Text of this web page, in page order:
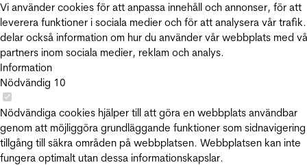
Vi använder cookies för att anpassa innehåll och annonser, för att
leverera funktioner i sociala medier och för att analysera vår
delar också information om hur du använder vår webbplats med
partners inom sociala medier, reklam och analys.
Information
Nödvändig 10
Nödvändiga cookies hjälper till att göra en webbplats användbar
genom att möjliggöra grundläggande funktioner som
tillgång till säkra områden på webbplatsen. Webbplatsen kan inte
fungera optimalt utan dessa informationskapslar.